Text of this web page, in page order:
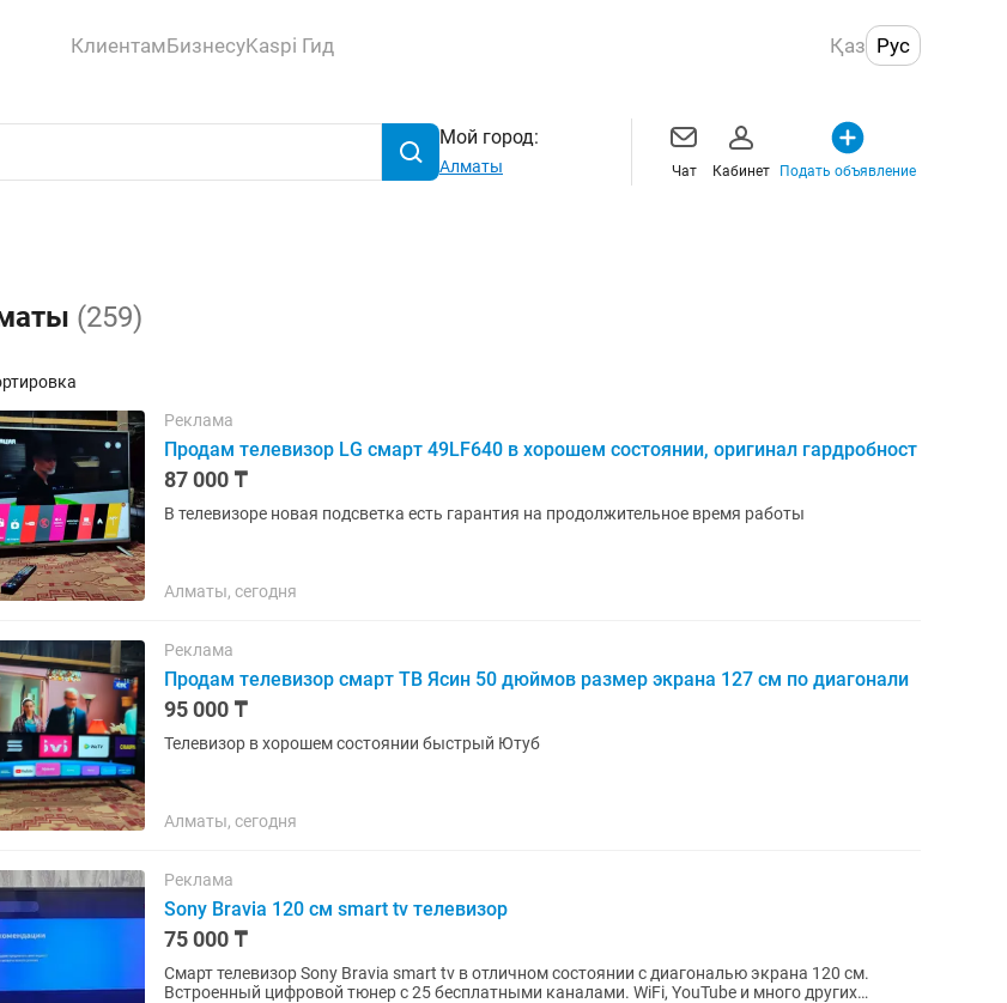
КлиентамБизнесуKaspi Гид Қаз Рус
Мой город:
Алматы Чат Кабинет Подать объявление
(259)
Реклама
Продам телевизор LG смарт 49LF640 в хорошем состоянии, оригинал гардробност
87 000 ₸
В телевизоре новая подсветка есть гарантия на продолжительное время работы
Алматы, сегодня
Реклама
Продам телевизор смарт ТВ Ясин 50 дюймов размер экрана 127 см по диагонали
95 000 ₸
Телевизор в хорошем состоянии быстрый Ютуб
Алматы, сегодня
Реклама
Sony Bravia 120 см smart tv телевизор
75 000 ₸
Смарт телевизор Sony Bravia smart tv в отличном состоянии с диагональю экрана 120 см.
Встроенный цифровой тюнер с 25 бесплатными каналами. WiFi, YouTube и много других